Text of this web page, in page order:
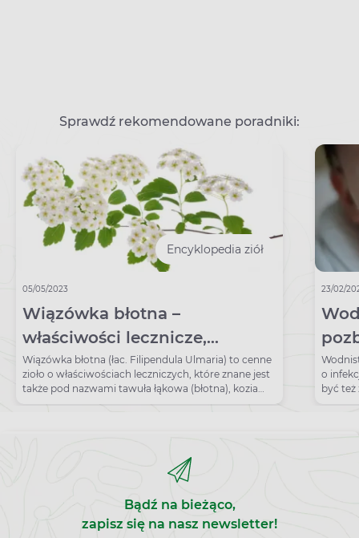
Sprawdź rekomendowane poradniki:
Encyklopedia ziół
05/05/2023
Wiązówka błotna –
właściwości lecznicze,
działanie i zastosowanie
Wiązówka błotna (łac. Filipendula Ulmaria) to cenne
zioło o właściwościach leczniczych, które znane jest
także pod nazwami tawuła łąkowa (błotna), kozia
broda, czy kropidło błotne. Obecnie z powodzeniem
problemy trawienne, w tym przede wszystkim
zgagę, nudności i nadkwasotę.
23/02/
o
być
Bądź na bieżąco,
zapisz się na nasz newsletter!